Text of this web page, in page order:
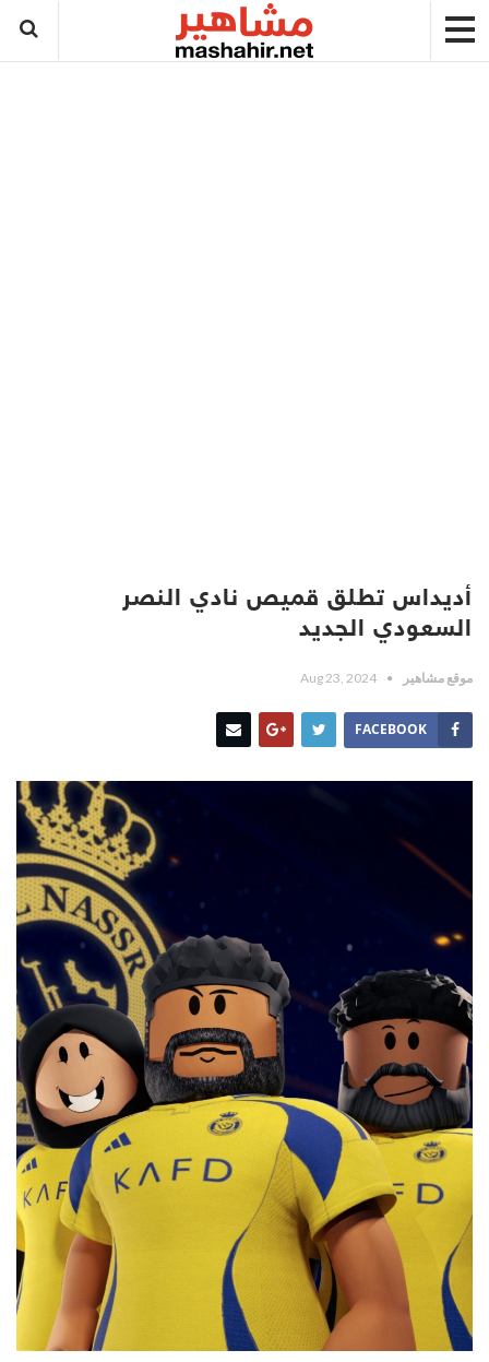
أديداس تطلق قميص نادي النصر
السعودي الجديد
موقع مشاهير Aug 23, 2024
FACEBOOK